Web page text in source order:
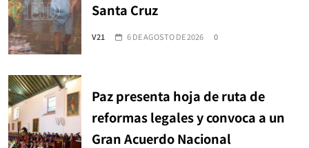
Santa Cruz
V21 6 DE AGOSTO DE 2026 0
Paz presenta hoja de ruta de
reformas legales y convoca a un
Gran Acuerdo Nacional